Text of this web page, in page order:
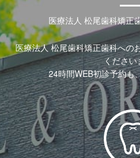
医療法人 松尾歯科矯正
医療法人 松尾歯科矯正歯科への
ください
24時間WEB初診予約も